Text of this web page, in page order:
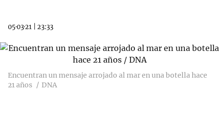
05·03·21 23:33
Encuentran un mensaje arrojado al mar en una botella hace
21 años
DNA